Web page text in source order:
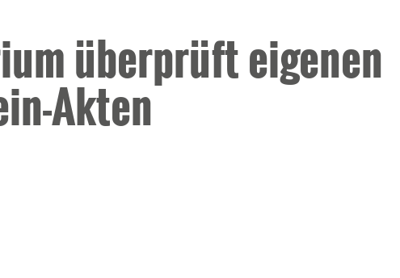
überprüft eigenen
Akten